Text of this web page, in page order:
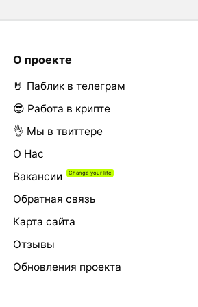
О проекте
🤘 Паблик в телеграм
😎 Работа в крипте
👌 Мы в твиттере
О Нас
Вакансии
Обратная связь
Карта сайта
Отзывы
Обновления проекта